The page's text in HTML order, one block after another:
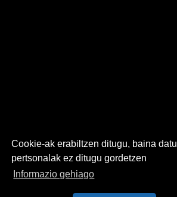
Cookie-ak erabiltzen ditugu, baina datu
pertsonalak ez ditugu gordetzen
Informazio gehiago